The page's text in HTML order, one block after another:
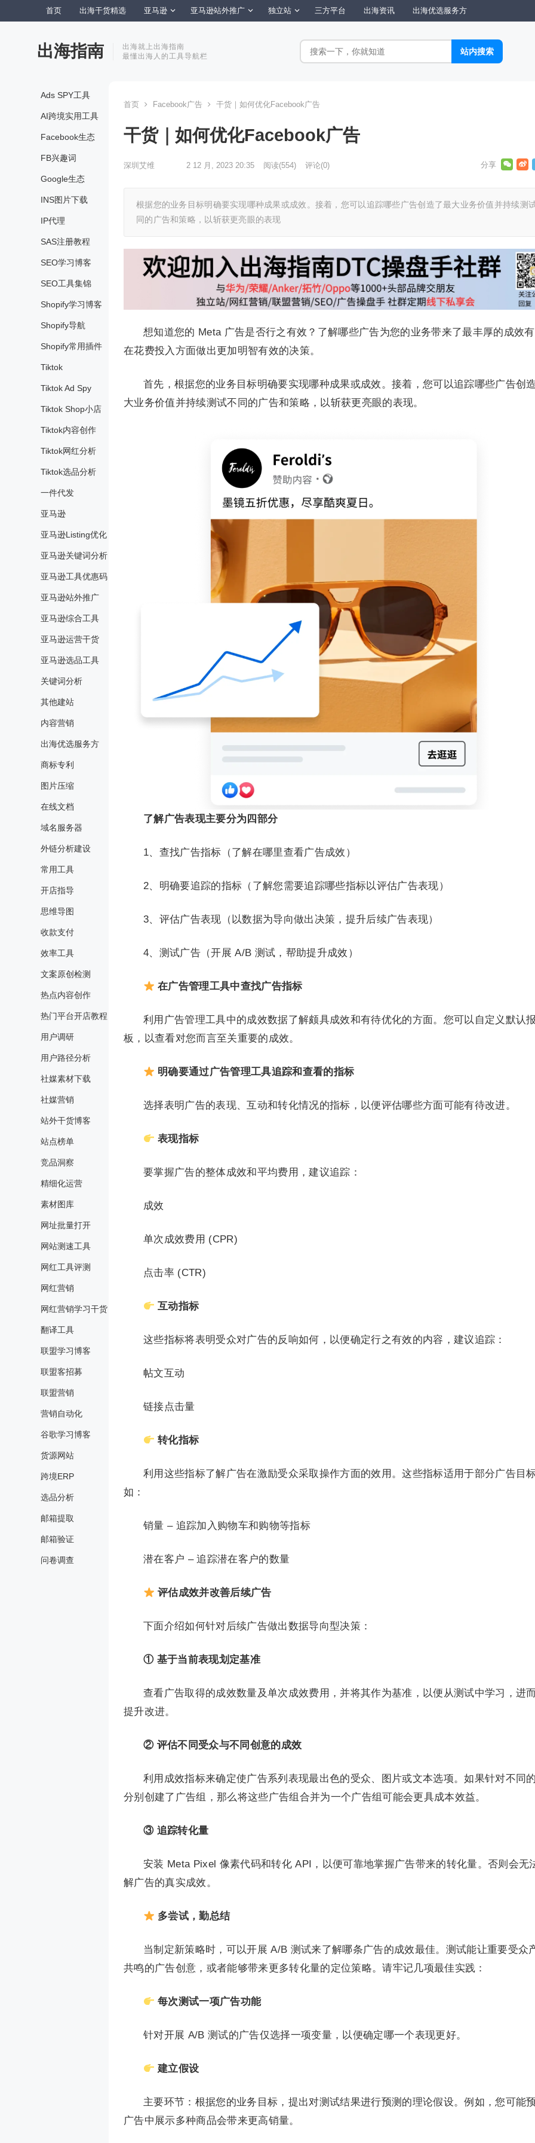
首页 出海干货精选 亚马逊 亚马逊站外推广 独立站 三方平台 出海资讯 出海优选服务方
出海指南
出海就上出海指南
最懂出海人的工具导航栏
Ads SPY工具
AI跨境实用工具
Facebook生态
FB兴趣词
Google生态
INS图片下载
IP代理
SAS注册教程
SEO学习博客
SEO工具集锦
Shopify学习博客
Shopify导航
Shopify常用插件
Tiktok
Tiktok Ad Spy
Tiktok Shop小店
Tiktok内容创作
Tiktok网红分析
Tiktok选品分析
一件代发
亚马逊
亚马逊Listing优化
亚马逊关键词分析
亚马逊工具优惠码
亚马逊站外推广
亚马逊综合工具
亚马逊运营干货
亚马逊选品工具
关键词分析
其他建站
内容营销
出海优选服务方
商标专利
图片压缩
在线文档
域名服务器
外链分析建设
常用工具
开店指导
思维导图
收款支付
效率工具
文案原创检测
热点内容创作
热门平台开店教程
用户调研
用户路径分析
社媒素材下载
社媒营销
站外干货博客
站点榜单
竞品洞察
精细化运营
素材图库
网址批量打开
网站测速工具
网红工具评测
网红营销
网红营销学习干货
翻译工具
联盟学习博客
联盟客招募
联盟营销
营销自动化
谷歌学习博客
货源网站
跨境ERP
选品分析
邮箱提取
邮箱验证
问卷调查
首页 Facebook广告 干货｜如何优化Facebook广告
干货｜如何优化Facebook广告
深圳艾维 2 12 月, 2023 20:35 阅读(554) 评论(0)
根据您的业务目标明确要实现哪种成果或成效。接着，您可以追踪哪些广告创造了最大业务价值并持续测
同的广告和策略，以斩获更亮眼的表现
想知道您的 Meta 广告是否行之有效？了解哪些广告为您的业务带来了最丰厚的成效
在花费投入方面做出更加明智有效的决策。
首先，根据您的业务目标明确要实现哪种成果或成效。接着，您可以追踪哪些广告创
大业务价值并持续测试不同的广告和策略，以斩获更亮眼的表现。
了解广告表现主要分为四部分
1、查找广告指标（了解在哪里查看广告成效）
2、明确要追踪的指标（了解您需要追踪哪些指标以评估广告表现）
3、评估广告表现（以数据为导向做出决策，提升后续广告表现）
4、测试广告（开展 A/B 测试，帮助提升成效）
在广告管理工具中查找广告指标
利用广告管理工具中的成效数据了解颇具成效和有待优化的方面。您可以自定义默认
板，以查看对您而言至关重要的成效。
明确要通过广告管理工具追踪和查看的指标
选择表明广告的表现、互动和转化情况的指标，以便评估哪些方面可能有待改进。
表现指标
要掌握广告的整体成效和平均费用，建议追踪：
成效
单次成效费用 (CPR)
点击率 (CTR)
互动指标
这些指标将表明受众对广告的反响如何，以便确定行之有效的内容，建议追踪：
帖文互动
链接点击量
转化指标
利用这些指标了解广告在激励受众采取操作方面的效用。这些指标适用于部分广告目
如：
销量 – 追踪加入购物车和购物等指标
潜在客户 – 追踪潜在客户的数量
评估成效并改善后续广告
下面介绍如何针对后续广告做出数据导向型决策：
① 基于当前表现划定基准
查看广告取得的成效数量及单次成效费用，并将其作为基准，以便从测试中学习，进
提升改进。
② 评估不同受众与不同创意的成效
利用成效指标来确定使广告系列表现最出色的受众、图片或文本选项。如果针对不同
分别创建了广告组，那么将这些广告组合并为一个广告组可能会更具成本效益。
③ 追踪转化量
安装 Meta Pixel 像素代码和转化 API，以便可靠地掌握广告带来的转化量。否则会无
解广告的真实成效。
多尝试，勤总结
当制定新策略时，可以开展 A/B 测试来了解哪条广告的成效最佳。测试能让重要受众
共鸣的广告创意，或者能够带来更多转化量的定位策略。请牢记几项最佳实践：
每次测试一项广告功能
针对开展 A/B 测试的广告仅选择一项变量，以便确定哪一个表现更好。
建立假设
主要环节：根据您的业务目标，提出对测试结果进行预测的理论假设。例如，您可能
广告中展示多种商品会带来更高销量。